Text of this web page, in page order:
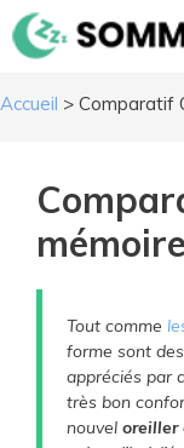
Aller
au
Accueil > Comparatif
Tout comme
forme sont
appréciés par
très bon
nouvel oreiller